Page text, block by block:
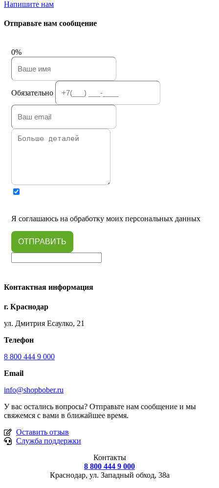
Напишите нам
Отправьте нам сообщение
0%
Обязательно
Я соглашаюсь на обработку моих персональных данных
ОТПРАВИТЬ
Контактная информация
г. Краснодар
ул. Дмитрия Есаулко, 21
Телефон
8 800 444 9 000
Email
info@shopbober.ru
У вас остались вопросы? Отправьте нам сообщение и мы
свяжемся с вами в ближайшее время.
Оставить отзыв
Служба поддержки
Контакты
8 800 444 9 000
Краснодар, ул. Западный обход, 38а